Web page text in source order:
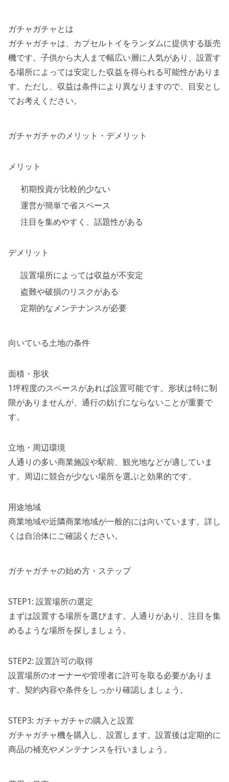
ガチャガチャとは
ガチャガチャは、カプセルトイをランダムに提供する販売
機です。子供から大人まで幅広い層に人気があり、設置す
る場所によっては安定した収益を得られる可能性がありま
す。ただし、収益は条件により異なりますので、目安とし
てお考えください。
ガチャガチャのメリット・デメリット
メリット
初期投資が比較的少ない
運営が簡単で省スペース
注目を集めやすく、話題性がある
デメリット
設置場所によっては収益が不安定
盗難や破損のリスクがある
定期的なメンテナンスが必要
向いている土地の条件
面積・形状
1坪程度のスペースがあれば設置可能です。形状は特に制
限がありませんが、通行の妨げにならないことが重要で
す。
立地・周辺環境
人通りの多い商業施設や駅前、観光地などが適していま
す。周辺に競合が少ない場所を選ぶと効果的です。
用途地域
商業地域や近隣商業地域が一般的には向いています。詳し
くは自治体にご確認ください。
ガチャガチャの始め方・ステップ
STEP1: 設置場所の選定
まずは設置する場所を選びます。人通りがあり、注目を集
めるような場所を探しましょう。
STEP2: 設置許可の取得
設置場所のオーナーや管理者に許可を取る必要がありま
す。契約内容や条件をしっかり確認しましょう。
STEP3: ガチャガチャの購入と設置
ガチャガチャ機を購入し、設置します。設置後は定期的に
商品の補充やメンテナンスを行いましょう。